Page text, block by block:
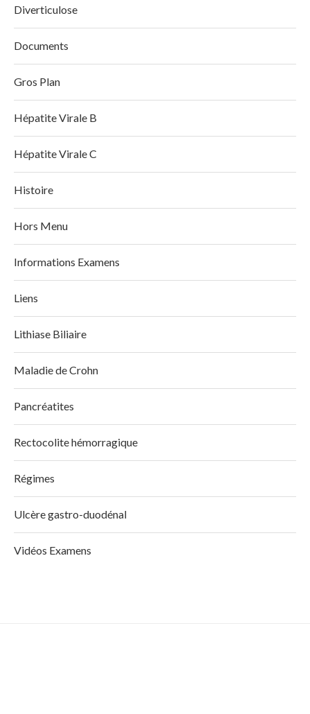
Diverticulose
Documents
Gros Plan
Hépatite Virale B
Hépatite Virale C
Histoire
Hors Menu
Informations Examens
Liens
Lithiase Biliaire
Maladie de Crohn
Pancréatites
Rectocolite hémorragique
Régimes
Ulcère gastro-duodénal
Vidéos Examens